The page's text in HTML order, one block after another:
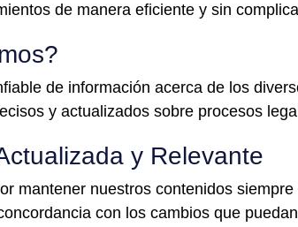
de manera eficiente y sin
de información acerca de los
y actualizados sobre procesos
y Relevante
mantener nuestros contenidos
con los cambios que